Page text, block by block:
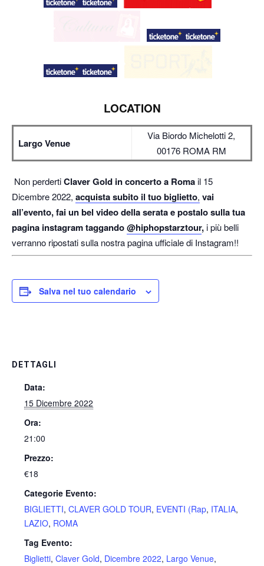
LOCATION
Largo Venue
Via Biordo Michelotti 2,
00176 ROMA RM
Non perdertiClaver Gold in concerto a Romail 15
Dicembre 2022, acquista subito il tuo biglietto, vai
all’evento, fai un bel video della serata e postalo sulla tua
pagina instagram taggando@hiphopstarztour,i più belli
verranno ripostati sulla nostra pagina ufficiale di Instagram!!
Salva nel tuo calendario
DETTAGLI
Data:
15 Dicembre 2022
Ora:
21:00
Prezzo:
€18
Categorie Evento:
BIGLIETTI, CLAVER GOLD TOUR, EVENTI (Rap, ITALIA,
LAZIO, ROMA
Tag Evento:
Biglietti, Claver Gold, Dicembre 2022, Largo Venue,